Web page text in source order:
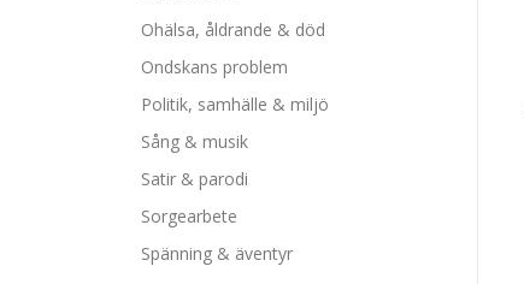
Ohälsa, åldrande & död
Ondskans problem
Politik, samhälle & miljö
Sång & musik
Satir & parodi
Sorgearbete
Spänning & äventyr